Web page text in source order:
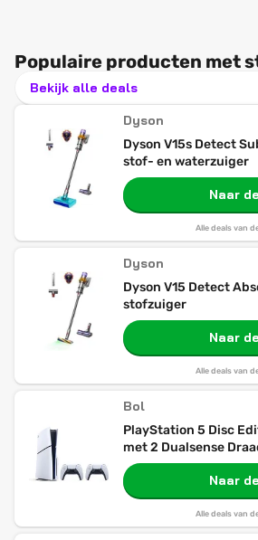
Populaire producten met
Bekijk alle deals
Dyson
Dyson V15s Detect
stof- en waterzuiger
Naar
Alle deals van
Dyson
Dyson V15 Detect
stofzuiger
Naar
Alle deals van
Bol
PlayStation 5 Disc
met 2 Dualsense
Naar
Alle deals van